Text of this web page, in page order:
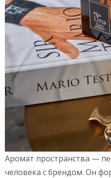
Аромат пространства —
человека с брендом. Он